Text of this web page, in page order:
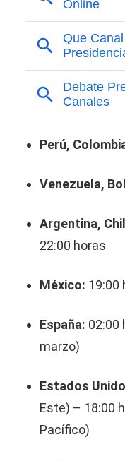
Perú,
Venezuela,
Argentina,
22:00 horas
México: 19:00
España: 02:00
marzo)
Estados
Este) – 18:00
Pacífico)